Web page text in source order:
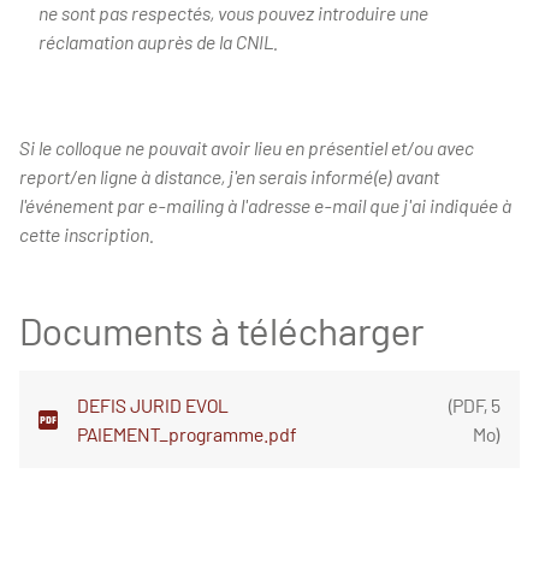
ne sont pas respectés, vous pouvez introduire une
réclamation auprès de la CNIL.
Si le colloque ne pouvait avoir lieu en présentiel et/ou avec
report/en ligne à distance, j'en serais informé(e) avant
l'événement par e-mailing à l'adresse e-mail que j'ai indiquée à
cette inscription.
Documents à télécharger
DEFIS JURID EVOL
PAIEMENT_programme.pdf
(PDF, 5
Mo)